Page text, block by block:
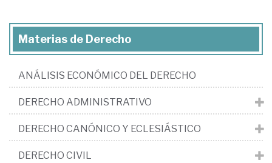
Materias de Derecho
ANÁLISIS ECONÓMICO DEL DERECHO
DERECHO ADMINISTRATIVO
DERECHO CANÓNICO Y ECLESIÁSTICO
DERECHO CIVIL